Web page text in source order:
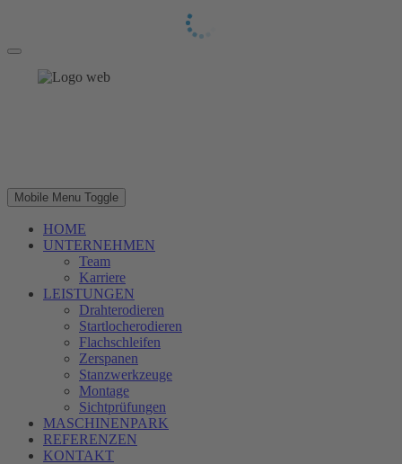
Mobile Menu Toggle
HOME
UNTERNEHMEN
Team
Karriere
LEISTUNGEN
Drahterodieren
Startlocherodieren
Flachschleifen
Zerspanen
Stanzwerkzeuge
Montage
Sichtprüfungen
MASCHINENPARK
REFERENZEN
KONTAKT